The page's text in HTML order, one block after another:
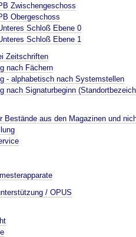
Zwischengeschoss
Obergeschoss
Schloß Ebene 0
Schloß Ebene 1
Zeitschriften
nach Fächern
- alphabetisch nach Systemstellen
nach Signaturbeginn
Bestände aus den Magazinen und
/ OPUS